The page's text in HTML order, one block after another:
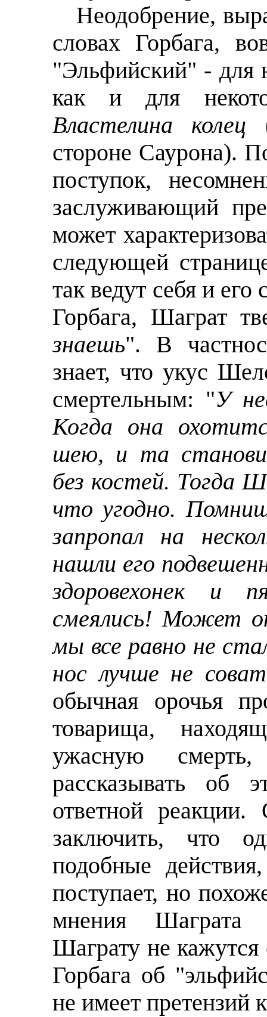
Неодобрение,
словах Горбага,
"Эльфийский" - для
как и для
Властелина колец
стороне Саурона).
поступок,
заслуживающий
может
следующей
так ведут себя и
Горбага, Шаграт
знаешь". В
знает, что укус
смертельным: "У
Когда она
шею, и та
без костей. Тогда
что угодно.
запропал на
нашли его
здоровехонек и
смеялись! Может
мы все равно не
нос лучше не
обычная орочья
товарища,
ужасную
рассказывать об
ответной
заключить, что
подобные
поступает, но
мнения Шаграта
Шаграту не кажутся
Горбага об
не имеет претензий